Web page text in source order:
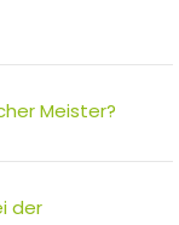
Meister?
der